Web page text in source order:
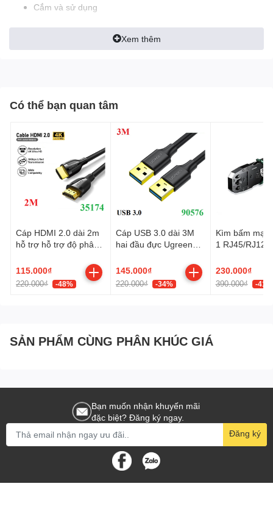
Cắm và sử dụng
Xem thêm
Có thể bạn quan tâm
Cáp HDMI 2.0 dài 2m
hỗ trợ hỗ trợ độ phân
35174 cao cấp
115.000₫
220.000₫ -48%
Cáp USB 3.0 dài 3M
hai đầu đực Ugreen
145.000₫
220.000₫ -34%
Kìm bấm
1 RJ45/RJ12/
Ugreen 35971
230.000₫
390.000₫ -41%
SẢN PHẨM CÙNG PHÂN KHÚC GIÁ
Bạn muốn nhận khuyến mãi
đặc biệt? Đăng ký ngay.
Đăng ký